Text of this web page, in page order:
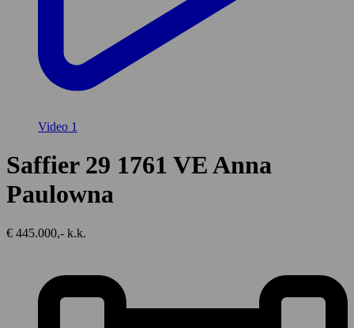
Video 1
Saffier 29 1761 VE Anna
Paulowna
€ 445.000,- k.k.